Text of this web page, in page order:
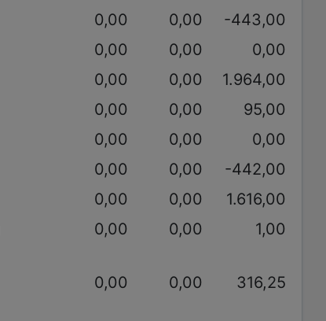
0,00 0,00
-443,00
0,00 0,00
0,00
0,00 0,00
1.964,00
0,00 0,00
95,00
0,00 0,00
0,00
0,00 0,00
-442,00
0,00 0,00
1.616,00
0,00 0,00 1,00
0,00 0,00 316,25